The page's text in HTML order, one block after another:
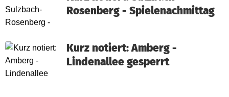
Rosenberg - Spielenachmittag
Kurz notiert: Amberg -
Lindenallee gesperrt